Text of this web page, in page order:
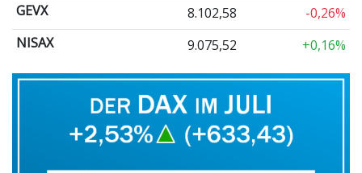
GEVX
8.102,58
-0,26%
NISAX
9.075,52 +0,16%